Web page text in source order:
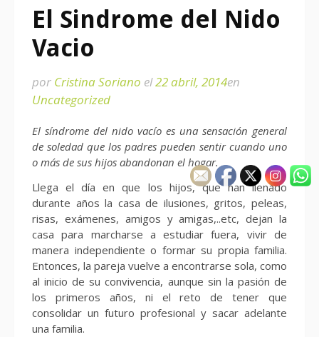
El Sindrome del Nido
Vacio
por Cristina Soriano el22 abril, 2014en
Uncategorized
El síndrome del nido vacío es una sensación general
de soledad que los padres pueden sentir cuando uno
o más de sus hijos abandonan el hogar.
Llega el día en que los hijos, que han llenado
durante años la casa de ilusiones, gritos, peleas,
risas, exámenes, amigos y amigas,..etc, dejan la
casa para marcharse a estudiar fuera, vivir de
manera independiente o formar su propia familia.
Entonces, la pareja vuelve a encontrarse sola, como
al inicio de su convivencia, aunque sin la pasión de
los primeros años, ni el reto de tener que
consolidar un futuro profesional y sacar adelante
una familia.